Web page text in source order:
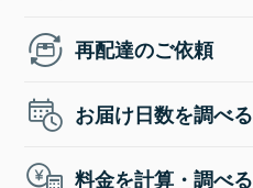
再配達のご依頼
お届け日数を調べる
料金を計算・調べる